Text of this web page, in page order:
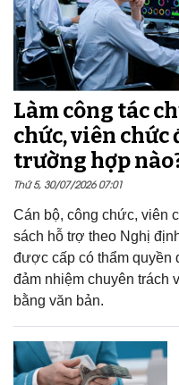
Làm công tác
chức, viên
trường hợp
Thứ 5, 30/07/2026 07:01
Cán bộ, công chức, viên
sách hỗ trợ theo Nghị
được cấp có thẩm quyền
đảm nhiệm chuyên trách
bằng văn bản.